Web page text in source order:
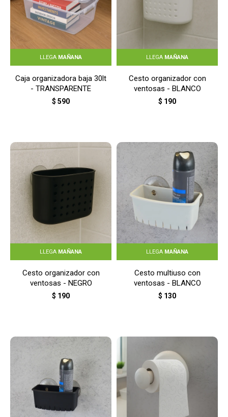
LLEGA MAÑANA
Caja organizadora baja 30lt
- TRANSPARENTE
$ 590
LLEGA MAÑANA
Cesto organizador con
ventosas - BLANCO
$ 190
LLEGA MAÑANA
Cesto organizador con
ventosas - NEGRO
$ 190
LLEGA MAÑANA
Cesto multiuso con
ventosas - BLANCO
$ 130